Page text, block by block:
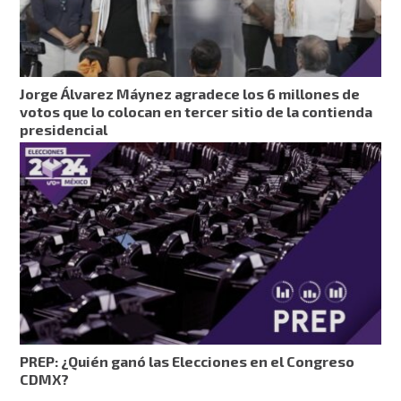
Jorge Álvarez Máynez agradece los 6 millones de
votos que lo colocan en tercer sitio de la contienda
presidencial
PREP: ¿Quién ganó las Elecciones en el Congreso
CDMX?